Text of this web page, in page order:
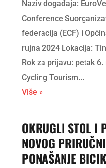
Naziv događaja:
Conference
federacija (ECF) i
rujna 2024 Lokacija:
Rok za prijavu: petak
Cycling Tourism...
Više »
OKRUGLI STOL I
NOVOG
PONAŠANJE